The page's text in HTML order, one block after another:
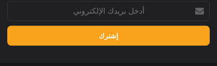
بريدك
الإلكتروني